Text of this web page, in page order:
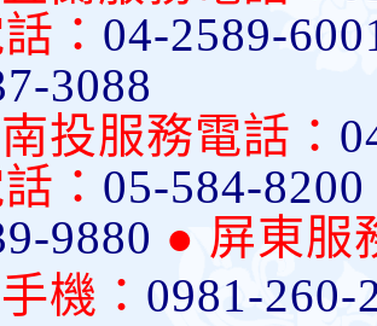
： 04-2589-
3088
投服務電話：
： 05-584-8200
9880 ● 屏東服
機： 0981-260-